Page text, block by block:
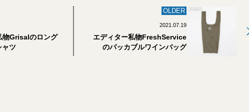
物Grisalのロング
ャツ
OLDER
2021.07.19
エディター私物FreshService
のパッカブルワインバッグ